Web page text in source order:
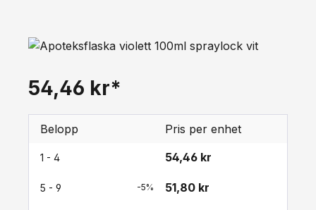
54,46 kr*
Belopp Pris per enhet
1 - 4 54,46 kr
5 - 9 -5% 51,80 kr